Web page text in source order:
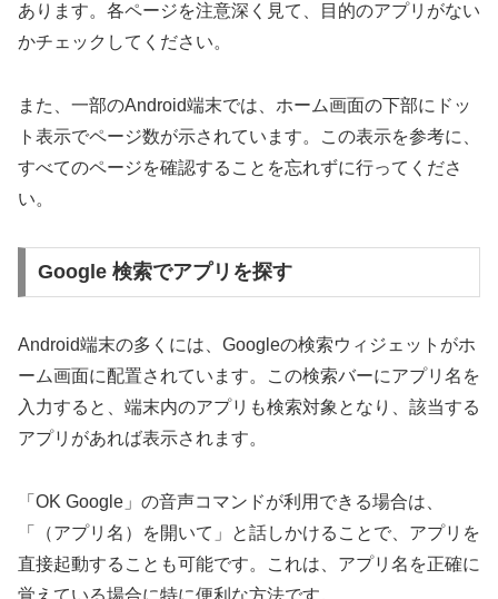
あります。各ページを注意深く見て、目的のアプリがない
かチェックしてください。
また、一部のAndroid端末では、ホーム画面の下部にドッ
ト表示でページ数が示されています。この表示を参考に、
すべてのページを確認することを忘れずに行ってくださ
い。
Google 検索でアプリを探す
Android端末の多くには、Googleの検索ウィジェットがホ
ーム画面に配置されています。この検索バーにアプリ名を
入力すると、端末内のアプリも検索対象となり、該当する
アプリがあれば表示されます。
「OK Google」の音声コマンドが利用できる場合は、
「（アプリ名）を開いて」と話しかけることで、アプリを
直接起動することも可能です。これは、アプリ名を正確に